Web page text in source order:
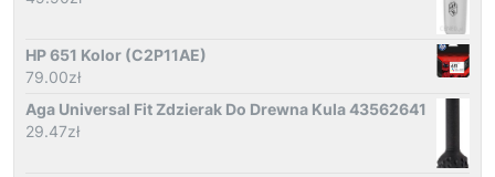
HP 651 Kolor (C2P11AE)
79.00zł
Aga Universal Fit Zdzierak Do Drewna Kula 43562641
29.47zł